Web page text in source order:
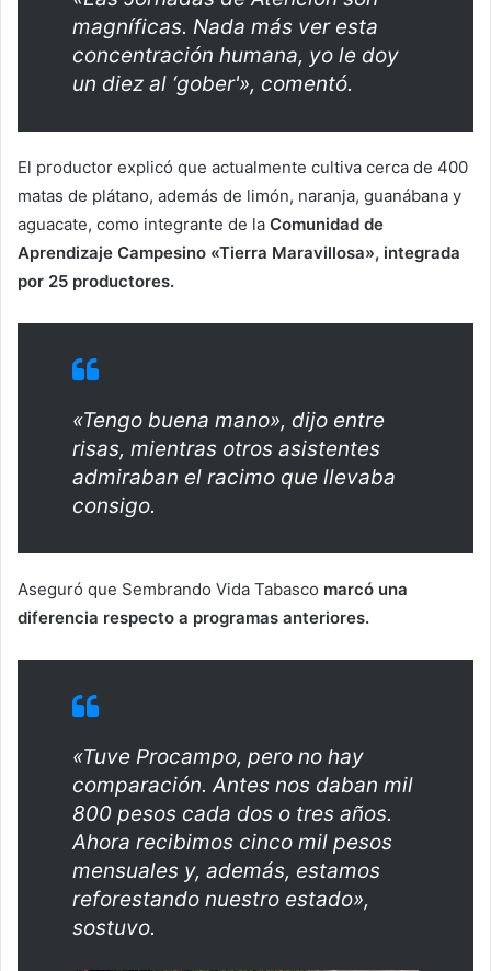
magníficas. Nada más ver esta
concentración humana, yo le doy
un diez al ‘gober'», comentó.
El productor explicó que actualmente cultiva cerca de 400
matas de plátano, además de limón, naranja, guanábana y
aguacate, como integrante de la Comunidad de
Aprendizaje Campesino «Tierra Maravillosa», integrada
por 25 productores.
«Tengo buena mano», dijo entre
risas, mientras otros asistentes
admiraban el racimo que llevaba
consigo.
Aseguró que Sembrando Vida Tabasco marcó una
diferencia respecto a programas anteriores.
«Tuve Procampo, pero no hay
comparación. Antes nos daban mil
800 pesos cada dos o tres años.
Ahora recibimos cinco mil pesos
mensuales y, además, estamos
reforestando nuestro estado»,
sostuvo.